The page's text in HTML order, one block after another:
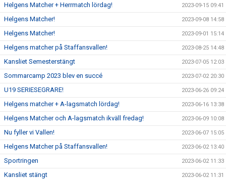
Helgens Matcher + Herrmatch lördag! 2023-09-15 09:41
Helgens Matcher! 2023-09-08 14:58
Helgens Matcher! 2023-09-01 15:14
Helgens matcher på Staffansvallen! 2023-08-25 14:48
Kansliet Semesterstängt 2023-07-05 12:03
Sommarcamp 2023 blev en succé 2023-07-02 20:30
U19 SERIESEGRARE! 2023-06-26 09:24
Helgens matcher + A-lagsmatch lördag! 2023-06-16 13:38
Helgens Matcher och A-lagsmatch ikväll fredag! 2023-06-09 10:08
Nu fyller vi Vallen! 2023-06-07 15:05
Helgens Matcher på Staffansvallen! 2023-06-02 13:40
Sportringen 2023-06-02 11:33
Kansliet stängt 2023-06-02 11:31